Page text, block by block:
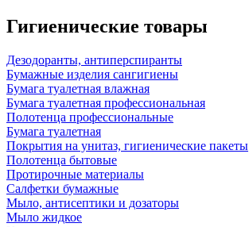
Гигиенические товары
Дезодоранты, антиперспиранты
Бумажные изделия сангигиены
Бумага туалетная влажная
Бумага туалетная профессиональная
Полотенца профессиональные
Бумага туалетная
Покрытия на унитаз, гигиенические пакеты
Полотенца бытовые
Протирочные материалы
Салфетки бумажные
Мыло, антисептики и дозаторы
Мыло жидкое